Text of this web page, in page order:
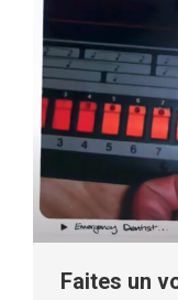
Faites un